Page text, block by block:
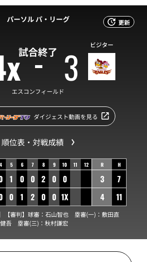
更新
パーソル パ・リーグ
試合終了 3 ビジター
エスコンフィールド
ダイジェスト動画を見る
順位表・対戦成績
4 5 6 7 8 9 10 11 12
1 0 0 2 0 0
0 1 2 0 0 1X
R H
3
7
4
11
【審判】球審： 石山智也 塁審(一)： 敷田直
吾 塁審(三)： 秋村謙宏